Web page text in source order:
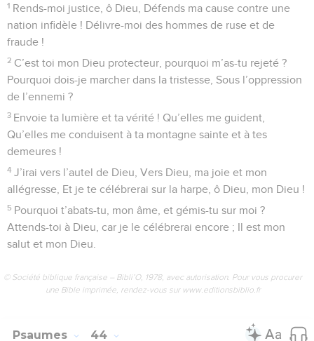
1 Rends-moi justice, ô Dieu, Défends ma cause contre une
nation infidèle ! Délivre-moi des hommes de ruse et de
fraude !
2 C’est toi mon Dieu protecteur, pourquoi m’as-tu rejeté ?
Pourquoi dois-je marcher dans la tristesse, Sous l’oppression
de l’ennemi ?
3 Envoie ta lumière et ta vérité ! Qu’elles me guident,
Qu’elles me conduisent à ta montagne sainte et à tes
demeures !
4 J’irai vers l’autel de Dieu, Vers Dieu, ma joie et mon
allégresse, Et je te célébrerai sur la harpe, ô Dieu, mon Dieu !
5 Pourquoi t’abats-tu, mon âme, et gémis-tu sur moi ?
Attends-toi à Dieu, car je le célébrerai encore ; Il est mon
salut et mon Dieu.
© Société biblique française – Bibli’O, 1978, avec autorisation. Pour vous procurer
une Bible imprimée, rendez-vous sur www.editionsbiblio.fr
Psaumes 44